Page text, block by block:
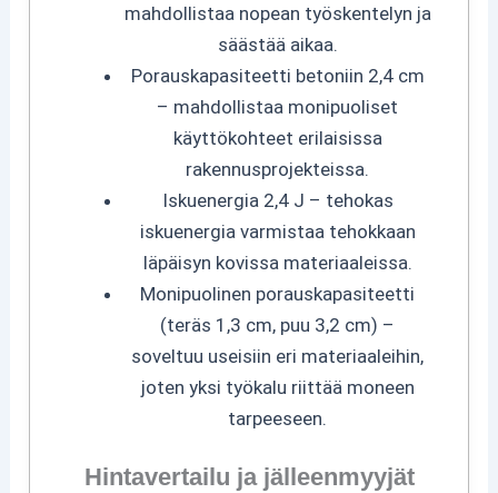
mahdollistaa nopean työskentelyn ja
säästää aikaa.
Porauskapasiteetti betoniin 2,4 cm
– mahdollistaa monipuoliset
käyttökohteet erilaisissa
rakennusprojekteissa.
Iskuenergia 2,4 J – tehokas
iskuenergia varmistaa tehokkaan
läpäisyn kovissa materiaaleissa.
Monipuolinen porauskapasiteetti
(teräs 1,3 cm, puu 3,2 cm) –
soveltuu useisiin eri materiaaleihin,
joten yksi työkalu riittää moneen
tarpeeseen.
Hintavertailu ja jälleenmyyjät